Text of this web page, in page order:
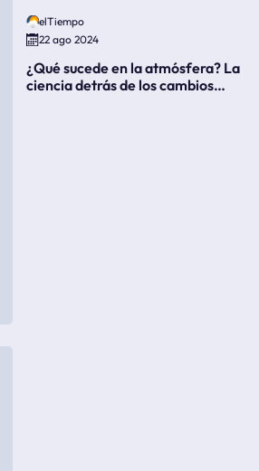
elTiempo
22 ago 2024
¿Qué sucede en la atmósfera? La
ciencia detrás de los cambios